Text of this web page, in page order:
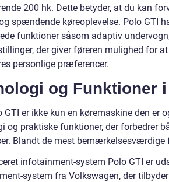
200 hk. Dette betyder, at du kan
spændende køreoplevelse. Polo GTI
funktioner såsom adaptiv
der giver føreren mulighed for
personlige præferencer.
og Funktioner i
GTI er ikke kun en køremaskine den er
og praktiske funktioner, der forbedrer
Blandt de mest bemærkelsesværdige
infotainment-system Polo GTI er
system fra Volkswagen, der